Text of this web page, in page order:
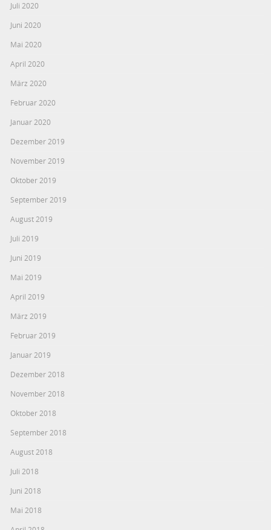
Juli 2020
Juni 2020
Mai 2020
April 2020
März 2020
Februar 2020
Januar 2020
Dezember 2019
November 2019
Oktober 2019
September 2019
August 2019
Juli 2019
Juni 2019
Mai 2019
April 2019
März 2019
Februar 2019
Januar 2019
Dezember 2018
November 2018
Oktober 2018
September 2018
August 2018
Juli 2018
Juni 2018
Mai 2018